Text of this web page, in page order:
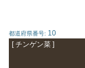
都道府県番号: 10
[ チンゲン菜 ]